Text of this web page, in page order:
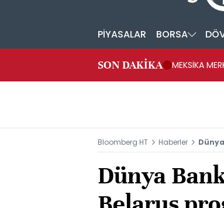
PİYASALAR BORSA
SON DAKİKA MEKSİKA
Bloomberg HT Haberler
Dünya